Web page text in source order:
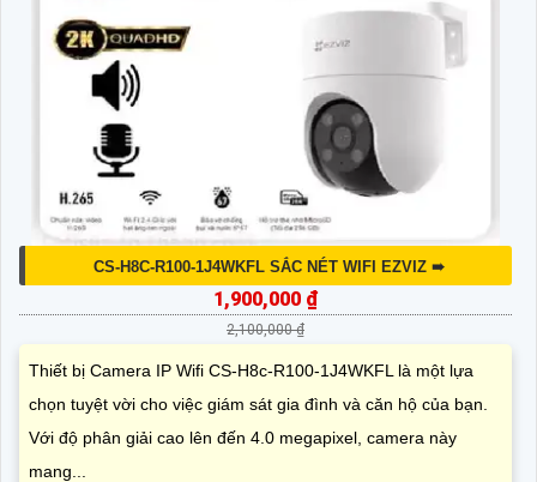
CS-H8C-R100-1J4WKFL SẮC NÉT WIFI EZVIZ ➠
1,900,000 ₫
2,100,000 ₫
Thiết bị Camera IP Wifi CS-H8c-R100-1J4WKFL là một lựa
chọn tuyệt vời cho việc giám sát gia đình và căn hộ của bạn.
Với độ phân giải cao lên đến 4.0 megapixel, camera này
mang...